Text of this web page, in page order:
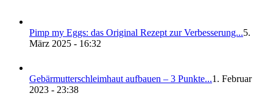
Pimp my Eggs: das Ori­gi­nal Rezept zur Ver­bes­se­rung...5.
März 2025 - 16:32
Gebär­mut­ter­schleim­haut auf­bau­en – 3 Punk­te...1. Februar
2023 - 23:38